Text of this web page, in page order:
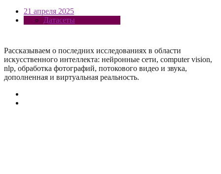
21 апреля 2025
Датасеты
Рассказываем о последних исследованиях в области
искусcтвенного интеллекта: нейронные сети, computer vision,
nlp, обработка фотографий, потокового видео и звука,
дополненная и виртуальная реальность.